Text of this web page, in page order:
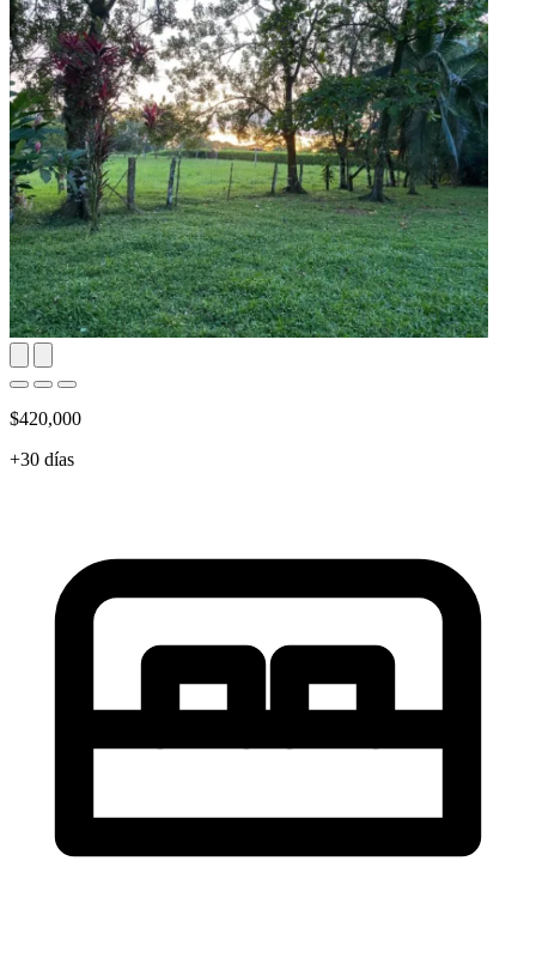
$420,000
+30 días